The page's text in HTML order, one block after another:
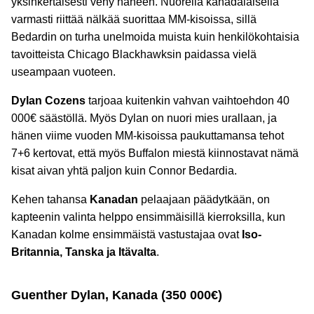
varmasti riittää nälkää suorittaa MM-kisoissa, sillä
Bedardin on turha unelmoida muista kuin henkilökohtaisia
tavoitteista Chicago Blackhawksin paidassa vielä
useampaan vuoteen.
Dylan Cozens tarjoaa kuitenkin vahvan vaihtoehdon 40
000€ säästöllä. Myös Dylan on nuori mies urallaan, ja
hänen viime vuoden MM-kisoissa paukuttamansa tehot
7+6 kertovat, että myös Buffalon miestä kiinnostavat nämä
kisat aivan yhtä paljon kuin Connor Bedardia.
Kehen tahansa Kanadan pelaajaan päädytkään, on
kapteenin valinta helppo ensimmäisillä kierroksilla, kun
Kanadan kolme ensimmäistä vastustajaa ovat Iso-
Britannia, Tanska ja Itävalta.
Guenther Dylan, Kanada (350 000€)